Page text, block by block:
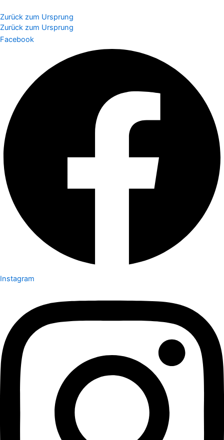
Zurück zum Ursprung
Zurück zum Ursprung
Facebook
Instagram